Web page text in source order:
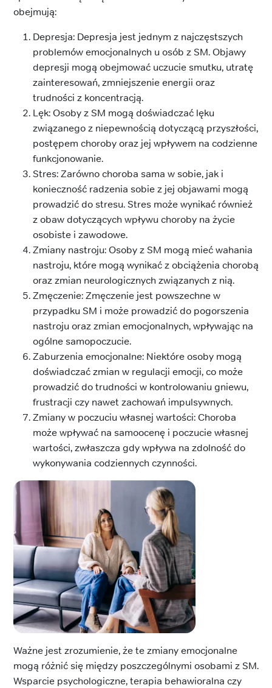
obejmują:
Depresja: Depresja jest jednym z najczęstszych
problemów emocjonalnych u osób z SM. Objawy
depresji mogą obejmować uczucie smutku, utratę
zainteresowań, zmniejszenie energii oraz
trudności z koncentracją.
Lęk: Osoby z SM mogą doświadczać lęku
związanego z niepewnością dotyczącą przyszłości,
postępem choroby oraz jej wpływem na codzienne
funkcjonowanie.
Stres: Zarówno choroba sama w sobie, jak i
konieczność radzenia sobie z jej objawami mogą
prowadzić do stresu. Stres może wynikać również
z obaw dotyczących wpływu choroby na życie
osobiste i zawodowe.
Zmiany nastroju: Osoby z SM mogą mieć wahania
nastroju, które mogą wynikać z obciążenia chorobą
oraz zmian neurologicznych związanych z nią.
Zmęczenie: Zmęczenie jest powszechne w
przypadku SM i może prowadzić do pogorszenia
nastroju oraz zmian emocjonalnych, wpływając na
ogólne samopoczucie.
Zaburzenia emocjonalne: Niektóre osoby mogą
doświadczać zmian w regulacji emocji, co może
prowadzić do trudności w kontrolowaniu gniewu,
frustracji czy nawet zachowań impulsywnych.
Zmiany w poczuciu własnej wartości: Choroba
może wpływać na samoocenę i poczucie własnej
wartości, zwłaszcza gdy wpływa na zdolność do
wykonywania codziennych czynności.
Ważne jest zrozumienie, że te zmiany emocjonalne
mogą różnić się między poszczególnymi osobami z SM.
Wsparcie psychologiczne, terapia behawioralna czy